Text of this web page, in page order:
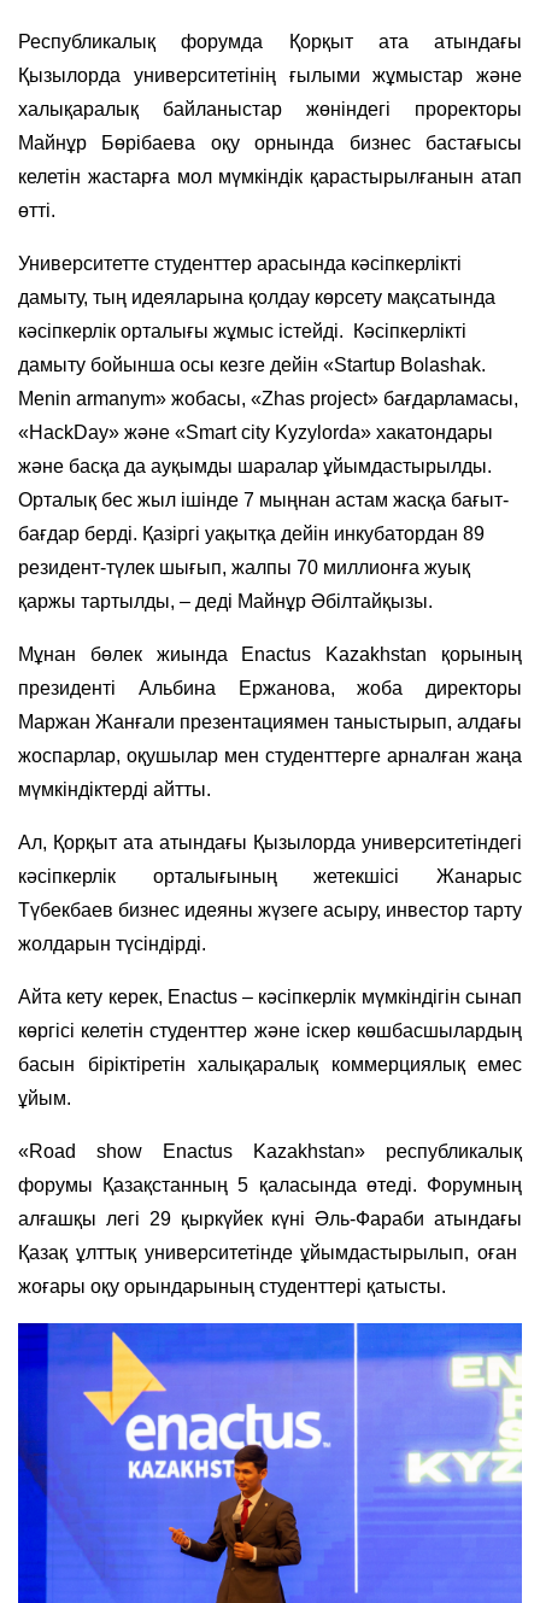
Республикалық форумда Қорқыт ата атындағы
Қызылорда университетінің ғылыми жұмыстар және
халықаралық байланыстар жөніндегі проректоры
Майнұр Бөрібаева оқу орнында бизнес бастағысы
келетін жастарға мол мүмкіндік қарастырылғанын атап
өтті.
Университетте студенттер арасында кәсіпкерлікті
дамыту, тың идеяларына қолдау көрсету мақсатында
кәсіпкерлік орталығы жұмыс істейді. Кәсіпкерлікті
дамыту бойынша осы кезге дейін «Startup Bolashak.
Menin armanym» жобасы, «Zhas project» бағдарламасы,
«HackDay» және «Smart city Kyzylorda» хакатондары
және басқа да ауқымды шаралар ұйымдастырылды.
Орталық бес жыл ішінде 7 мыңнан астам жасқа бағыт-
бағдар берді. Қазіргі уақытқа дейін инкубатордан 89
резидент-түлек шығып, жалпы 70 миллионға жуық
қаржы тартылды, – деді Майнұр Әбілтайқызы.
Мұнан бөлек жиында Enactus Kazakhstan қорының
президенті Альбина Ержанова, жоба директоры
Маржан Жанғали презентациямен таныстырып, алдағы
жоспарлар, оқушылар мен студенттерге арналған жаңа
мүмкіндіктерді айтты.
Ал, Қорқыт ата атындағы Қызылорда университетіндегі
кәсіпкерлік орталығының жетекшісі Жанарыс
Түбекбаев бизнес идеяны жүзеге асыру, инвестор тарту
жолдарын түсіндірді.
Айта кету керек, Enactus – кәсіпкерлік мүмкіндігін сынап
көргісі келетін студенттер және іскер көшбасшылардың
басын біріктіретін халықаралық коммерциялық емес
ұйым.
«Road show Enactus Kazakhstan» республикалық
форумы Қазақстанның 5 қаласында өтеді. Форумның
алғашқы легі 29 қыркүйек күні Әль-Фараби атындағы
Қазақ ұлттық университетінде ұйымдастырылып, оған
жоғары оқу орындарының студенттері қатысты.